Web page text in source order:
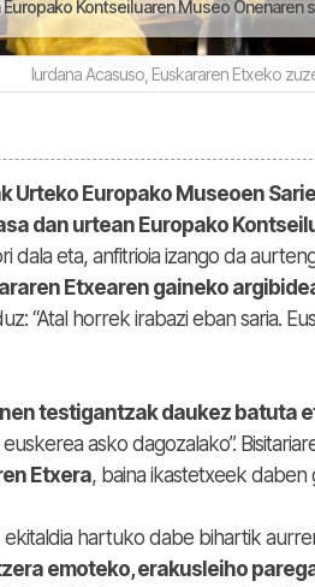
Europako Kontseiluaren Museo Onenaren
Iurdana Acasuso, Euskararen Etxeko
Urteko Europako Museoen
dan urtean Europako
dala eta, anfitrioia izango da
Etxearen gaineko
“Atal horrek irabazi eban saria.
testigantzak daukez batuta
asko dagozalako”.
Etxera, baina ikastetxeek
ekitaldia hartuko dabe bihartik
emoteko, erakusleiho